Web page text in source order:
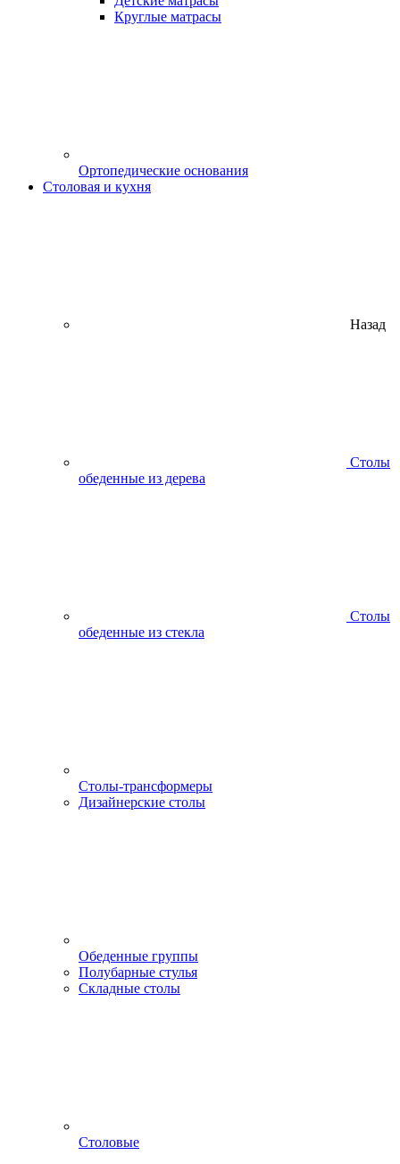
Круглые матрасы
Ортопедические основания
Столовая и кухня
Назад
Столы
обеденные из дерева
Столы
обеденные из стекла
Столы-трансформеры
Дизайнерские столы
Обеденные группы
Полубарные стулья
Складные столы
Столовые